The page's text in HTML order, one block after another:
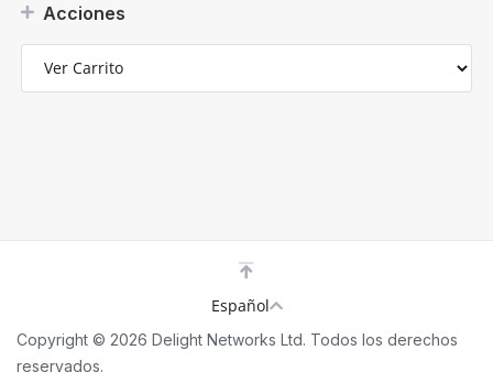
Acciones
Copyright © 2026 Delight Networks Ltd. Todos los derechos
reservados.
Español